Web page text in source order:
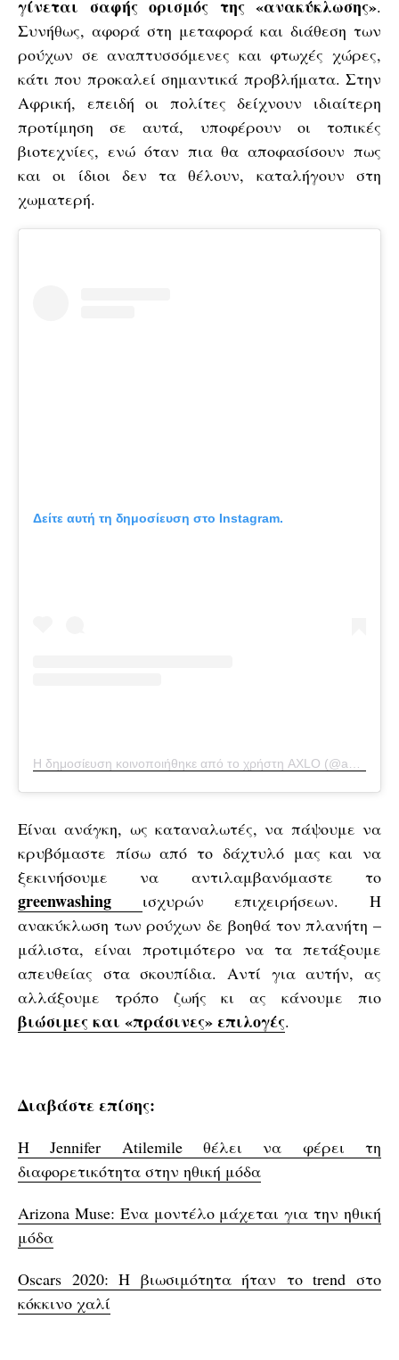
γίνεται σαφής ορισμός της «ανακύκλωσης».
Συνήθως, αφορά στη μεταφορά και διάθεση των
ρούχων σε αναπτυσσόμενες και φτωχές χώρες,
κάτι που προκαλεί σημαντικά προβλήματα. Στην
Αφρική, επειδή οι πολίτες δείχνουν ιδιαίτερη
προτίμηση σε αυτά, υποφέρουν οι τοπικές
βιοτεχνίες, ενώ όταν πια θα αποφασίσουν πως
και οι ίδιοι δεν τα θέλουν, καταλήγουν στη
χωματερή.
Δείτε αυτή τη δημοσίευση στο Instagram.
Η δημοσίευση κοινοποιήθηκε από το χρήστη AXLO (@axlo.fashion)
Είναι ανάγκη, ως καταναλωτές, να πάψουμε να
κρυβόμαστε πίσω από το δάχτυλό μας και να
ξεκινήσουμε να αντιλαμβανόμαστε το
greenwashing
ισχυρών επιχειρήσεων. Η
ανακύκλωση των ρούχων δε βοηθά τον πλανήτη –
μάλιστα, είναι προτιμότερο να τα πετάξουμε
απευθείας στα σκουπίδια. Αντί για αυτήν, ας
αλλάξουμε τρόπο ζωής κι ας κάνουμε πιο
βιώσιμες και «πράσινες» επιλογές.
Διαβάστε επίσης:
Η Jennifer Atilemile θέλει να φέρει τη
διαφορετικότητα στην ηθική μόδα
Arizona Muse: Ένα μοντέλο μάχεται για την ηθική
μόδα
Oscars 2020: H βιωσιμότητα ήταν το trend στο
κόκκινο χαλί